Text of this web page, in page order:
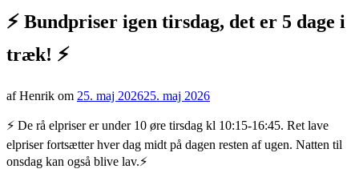
⚡️ Bundpriser igen tirsdag, det er 5 dage i
træk! ⚡️
af Henrik om 25. maj 202625. maj 2026
⚡️ De rå elpriser er under 10 øre tirsdag kl 10:15-16:45. Ret lave
elpriser fortsætter hver dag midt på dagen resten af ugen. Natten til
onsdag kan også blive lav.⚡️